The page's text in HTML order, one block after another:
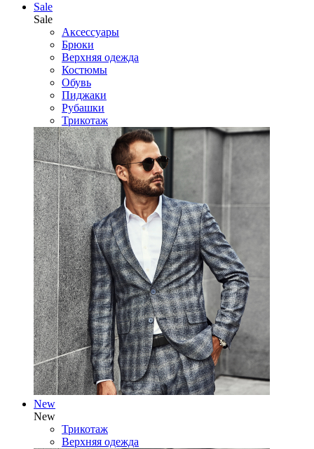
Sale
Sale
Аксессуары
Брюки
Верхняя одежда
Костюмы
Обувь
Пиджаки
Рубашки
Трикотаж
New
New
Трикотаж
Верхняя одежда